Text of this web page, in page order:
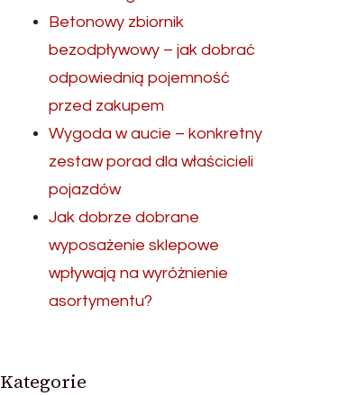
Betonowy zbiornik
bezodpływowy – jak dobrać
odpowiednią pojemność
przed zakupem
Wygoda w aucie – konkretny
zestaw porad dla właścicieli
pojazdów
Jak dobrze dobrane
wyposażenie sklepowe
wpływają na wyróżnienie
asortymentu?
Kategorie